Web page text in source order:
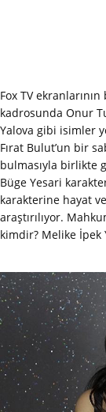
Fox TV
kadrosunda Onur
Yalova gibi isimler
Fırat Bulut’un bir
bulmasıyla birlikte
Büge Yesari
karakterine hayat
araştırılıyor.
kimdir? Melike İpek